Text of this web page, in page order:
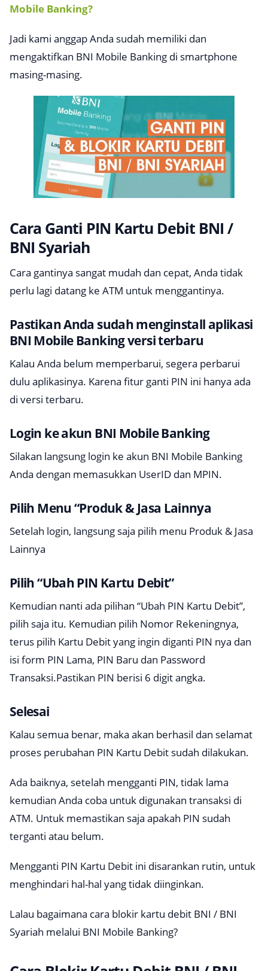
Mobile Banking?
Jadi kami anggap Anda sudah memiliki dan
mengaktifkan BNI Mobile Banking di smartphone
masing-masing.
Cara Ganti PIN Kartu Debit BNI /
BNI Syariah
Cara gantinya sangat mudah dan cepat, Anda tidak
perlu lagi datang ke ATM untuk menggantinya.
Pastikan Anda sudah menginstall aplikasi
BNI Mobile Banking versi terbaru
Kalau Anda belum memperbarui, segera perbarui
dulu aplikasinya. Karena fitur ganti PIN ini hanya ada
di versi terbaru.
Login ke akun BNI Mobile Banking
Silakan langsung login ke akun BNI Mobile Banking
Anda dengan memasukkan UserID dan MPIN.
Pilih Menu “Produk & Jasa Lainnya
Setelah login, langsung saja pilih menu Produk & Jasa
Lainnya
Pilih “Ubah PIN Kartu Debit”
Kemudian nanti ada pilihan “Ubah PIN Kartu Debit”,
pilih saja itu. Kemudian pilih Nomor Rekeningnya,
terus pilih Kartu Debit yang ingin diganti PIN nya dan
isi form PIN Lama, PIN Baru dan Password
Transaksi.Pastikan PIN berisi 6 digit angka.
Selesai
Kalau semua benar, maka akan berhasil dan selamat
proses perubahan PIN Kartu Debit sudah dilakukan.
Ada baiknya, setelah mengganti PIN, tidak lama
kemudian Anda coba untuk digunakan transaksi di
ATM. Untuk memastikan saja apakah PIN sudah
terganti atau belum.
Mengganti PIN Kartu Debit ini disarankan rutin, untuk
menghindari hal-hal yang tidak diinginkan.
Lalau bagaimana cara blokir kartu debit BNI / BNI
Syariah melalui BNI Mobile Banking?